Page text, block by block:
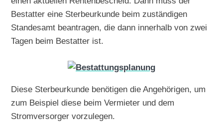
Bestatter eine Sterbeurkunde beim zuständigen
Standesamt beantragen, die dann innerhalb von zwei
Tagen beim Bestatter ist.
Diese Sterbeurkunde benötigen die Angehörigen, um
zum Beispiel diese beim Vermieter und dem
Stromversorger vorzulegen.